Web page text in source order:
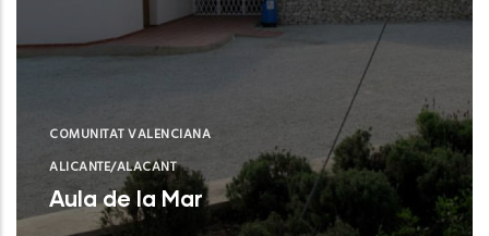
COMUNITAT VALENCIANA
ALICANTE/ALACANT
Aula de la Mar